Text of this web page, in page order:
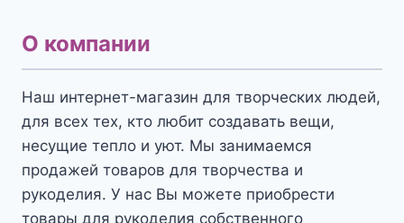
О компании
Наш интернет-магазин для творческих людей,
для всех тех, кто любит создавать вещи,
несущие тепло и уют. Мы занимаемся
продажей товаров для творчества и
рукоделия. У нас Вы можете приобрести
товары для рукоделия собственного